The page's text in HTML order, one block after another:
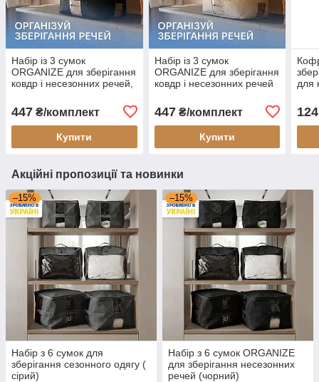
Набір із 3 сумок
ORGANIZE для зберігання
ковдр і несезонних речей,
3 XL-black)
447 ₴/комплект
Купити
Набір із 3 сумок
ORGANIZE для зберігання
ковдр і несезонних речей
447₴/комплект
Купити
для
124
Акційні пропозиції та новинки
–15%
Набір з 6 сумок для
зберігання сезонного одягу (
сірий)
–15%
Набір з 6 сумок ORGANIZE
для зберігання несезонних
речей (чорний)